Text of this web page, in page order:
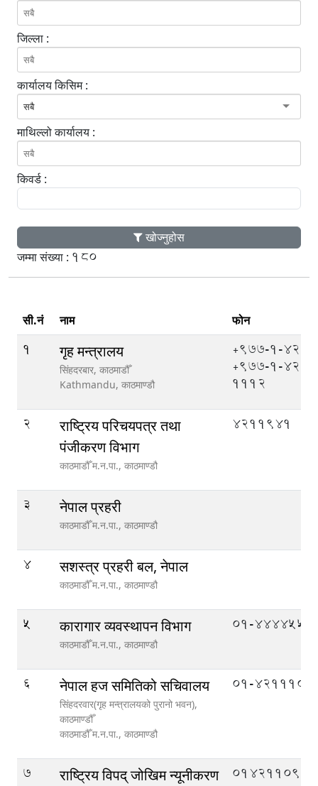
जिल्ला :
कार्यालय किसिम :
सबै
माथिल्लो कार्यालय :
किवर्ड :
खोज्नुहोस
जम्मा संख्या : 180
सी.नं नाम फोन
1 गृह मन्त्रालय
सिंहदरबार, काठमाडौँ
Kathmandu, काठमाण्डौ
+977-1-
+977-1-
1112
2
राष्ट्रिय परिचयपत्र तथा
पंजीकरण विभाग
काठमाडौँ म.न.पा., काठमाण्डौ
4211941
3 नेपाल प्रहरी
काठमाडौँ म.न.पा., काठमाण्डौ
4 सशस्त्र प्रहरी बल, नेपाल
काठमाडौँ म.न.पा., काठमाण्डौ
5 कारागार व्यवस्थापन विभाग
काठमाडौँ म.न.पा., काठमाण्डौ
01-4444552
6 नेपाल हज समितिको सचिवालय
सिंहदरवार(गृह मन्त्रालयको पुरानो भवन),
काठमाण्डौँ
काठमाडौँ म.न.पा., काठमाण्डौ
01-4211104
7
राष्ट्रिय विपद् जोखिम न्यूनीकरण
014211090